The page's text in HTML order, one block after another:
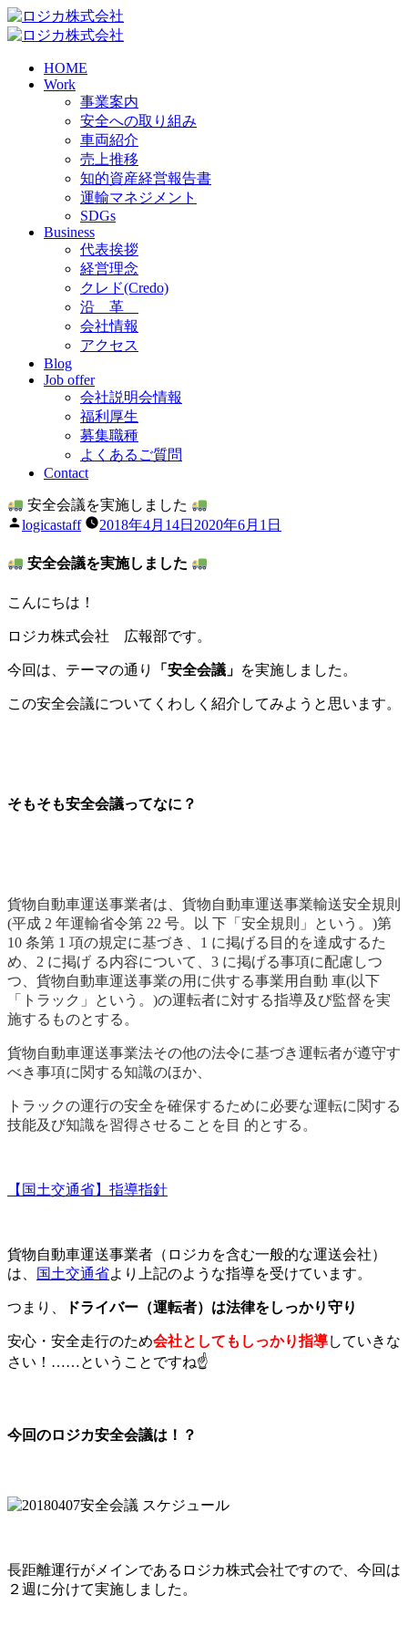
HOME
Work
事業案内
安全への取り組み
車両紹介
売上推移
知的資産経営報告書
運輸マネジメント
SDGs
Business
代表挨拶
経営理念
クレド(Credo)
沿 革
会社情報
アクセス
Blog
Job offer
会社説明会情報
福利厚生
募集職種
よくあるご質問
Contact
安全会議を実施しました
投
者:
logicastaff 2018年4月14日 2020年6月1日
安全会議を実施しました
こんにちは！
ロジカ株式会社 広報部です。
今回は、テーマの通り 「安全会議」 を実施しました。
この安全会議についてくわしく紹介してみようと思います。
そもそも安全会議ってなに？
貨物自動車運送事業者は、貨物自動車運送事業輸送安全規則
(平成 2 年運輸省令第 22 号。以 下「安全規則」という。)第
10 条第 1 項の規定に基づき、1 に掲げる目的を達成するた
め、2 に掲げ る内容について、3 に掲げる事項に配慮しつ
つ、貨物自動車運送事業の用に供する事業用自動 車(以下
「トラック」という。)の運転者に対する指導及び監督を実
施するものとする。
貨物自動車運送事業法その他の法令に基づき運転者が遵守す
べき事項に関する知識のほか、
トラックの運行の安全を確保するために必要な運転に関する
技能及び知識を習得させることを目 的とする。
【国土交通省】指導指針
貨物自動車運送事業者（ロジカを含む一般的な運送会社）
は、
国土交通省より上記のような指導を受けています。
つまり、 ドライバー（運転者）は法律をしっかり守り
安心・安全走行のため会社としてもしっかり指導していきな
さい！……ということですね☝️
今回のロジカ安全会議は！？
長距離運行がメインであるロジカ株式会社ですので、今回は
２週に分けて実施しました。